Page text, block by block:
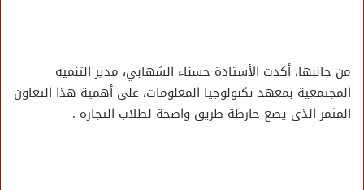
من جانبها، أكدت الأستاذة حسناء الشهابي، مدير التنمية
المجتمعية بمعهد تكنولوجيا المعلومات، على أهمية هذا التعاون
المثمر الذي يضع خارطة طريق واضحة لطلاب التجارة .